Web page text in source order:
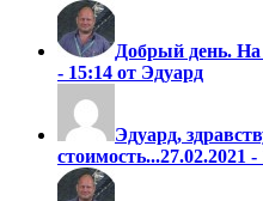
Добрый день.
- 15:14 от Эдуард
Эдуард,
стоимость...27.02.2021